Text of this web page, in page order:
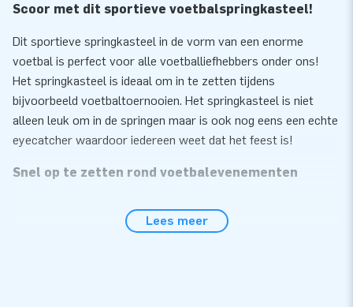
Scoor met dit sportieve voetbalspringkasteel!
Dit sportieve springkasteel in de vorm van een enorme
voetbal is perfect voor alle voetballiefhebbers onder ons!
Het springkasteel is ideaal om in te zetten tijdens
bijvoorbeeld voetbaltoernooien. Het springkasteel is niet
alleen leuk om in de springen maar is ook nog eens een echte
eyecatcher waardoor iedereen weet dat het feest is!
Snel op te zetten rond voetbalevenementen
op. Bijvoorbeeld tijdens een voetbalwedstrijd, feestje of ter
Lees meer